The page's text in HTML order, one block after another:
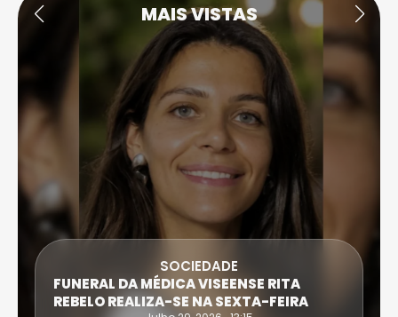
MAIS VISTAS
ATLETA DE CASTRO DAIRE SUPERA PROVA
EXTREMA DO TRIATLO E TORNA-SE
IRONWOMAN